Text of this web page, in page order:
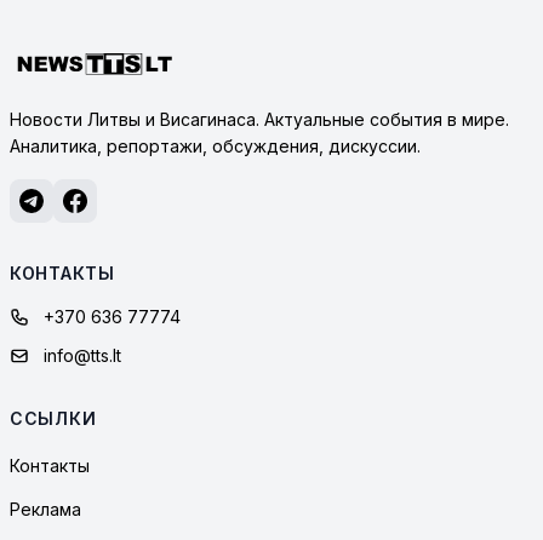
Новости Литвы и Висагинаса. Актуальные события в мире.
Аналитика, репортажи, обсуждения, дискуссии.
КОНТАКТЫ
+370 636 77774
info@tts.lt
ССЫЛКИ
Контакты
Реклама